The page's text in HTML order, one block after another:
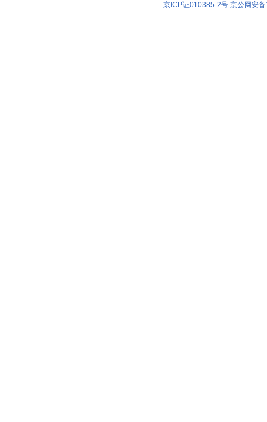
京ICP证010385-2号 京公网安